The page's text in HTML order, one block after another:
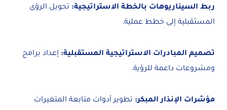
ربط السيناريوهات بالخطة الاستراتيجية: تحويل الرؤى
المستقبلية إلى خطط عملية.
تصميم المبادرات الاستراتيجية المستقبلية: إعداد برامج
ومشروعات داعمة للرؤية.
مؤشرات الإنذار المبكر: تطوير أدوات متابعة المتغيرات